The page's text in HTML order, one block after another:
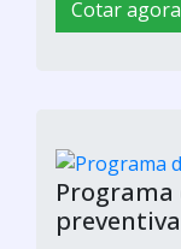
Hitecnologia Ind.
Vantagens